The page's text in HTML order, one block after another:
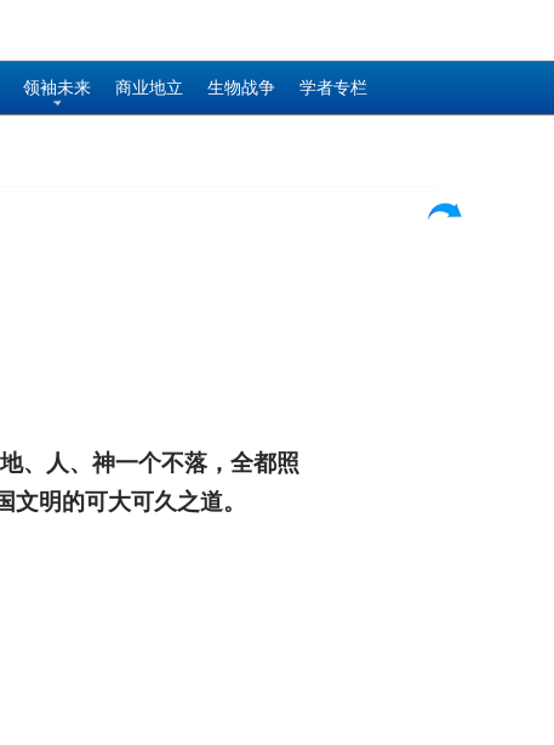
领袖未来 商业地立 生物战争 学者专栏
、人、神一个不落，全都照
明的可大可久之道。